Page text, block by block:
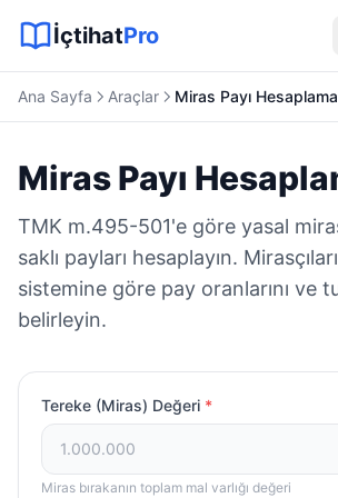
İçtihatPro
Ana Sayfa Araçlar Miras Payı Hesaplama
Miras Payı
TMK m.495-501'e göre yasal
saklı payları hesaplayın.
sistemine göre pay oranlarını ve
belirleyin.
Tereke (Miras) Değeri *
Miras bırakanın toplam mal varlığı değeri